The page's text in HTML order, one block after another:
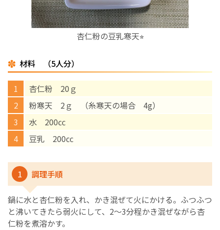
杏仁粉の豆乳寒天⭐︎
材料 （5人分）
杏仁粉 20ｇ
粉寒天 2ｇ （糸寒天の場合 4g）
水 200㏄
豆乳 200㏄
1 調理手順
鍋に水と杏仁粉を入れ、かき混ぜて火にかける。ふつふつ
と沸いてきたら弱火にして、2～3分程かき混ぜながら杏
仁粉を煮溶かす。
母乳育児
その他の診療内容
‘さんルーム’ でさまざまな講座・クラス
遠方にお住まいで当院での出産を希望される方へ
医師プロフィール
English Page